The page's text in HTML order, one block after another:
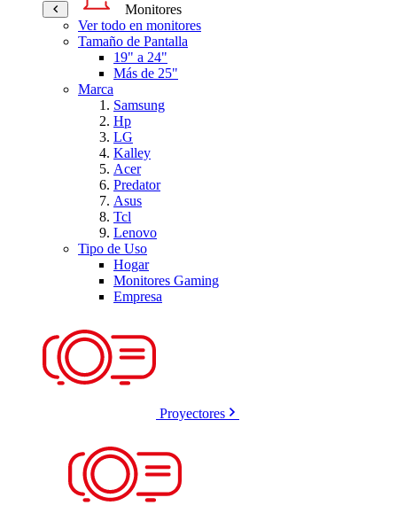
Monitores
Ver todo en monitores
Tamaño de Pantalla
19" a 24"
Más de 25"
Marca
Samsung
Hp
LG
Kalley
Acer
Predator
Asus
Tcl
Lenovo
Tipo de Uso
Hogar
Monitores Gaming
Empresa
Proyectores